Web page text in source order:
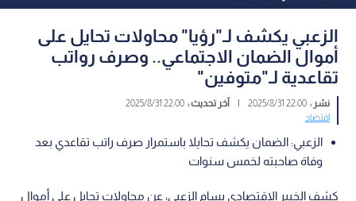
الزعبي يكشف لـ"رؤيا" محاولات تحايل على
أموال الضمان الاجتماعي.. وصرف رواتب
تقاعدية لـ"متوفين"
نشر :22:00 2025/8/31
| آخر تحديث :22:00 2025/8/31
اقتصاد
الزعبي: الضمان يكشف تحايلا باستمرار صرف راتب تقاعدي بعد
وفاة صاحبته لخمس سنوات
كشف الخبير الاقتصادي بسام الزعبي، عن محاولات تحايل على أموال